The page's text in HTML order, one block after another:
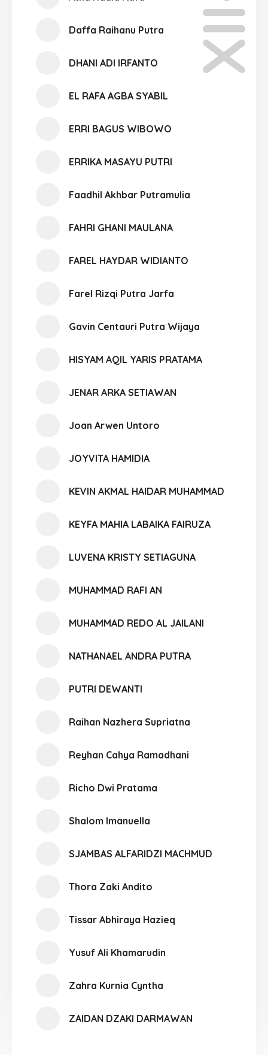
Daffa Raihanu Putra
DHANI ADI IRFANTO
EL RAFA AGBA SYABIL
ERRI BAGUS WIBOWO
ERRIKA MASAYU PUTRI
Faadhil Akhbar Putramulia
FAHRI GHANI MAULANA
FAREL HAYDAR WIDIANTO
Farel Rizqi Putra Jarfa
Gavin Centauri Putra Wijaya
HISYAM AQIL YARIS PRATAMA
JENAR ARKA SETIAWAN
Joan Arwen Untoro
JOYVITA HAMIDIA
KEVIN AKMAL HAIDAR MUHAMMAD
KEYFA MAHIA LABAIKA FAIRUZA
LUVENA KRISTY SETIAGUNA
MUHAMMAD RAFI AN
MUHAMMAD REDO AL JAILANI
NATHANAEL ANDRA PUTRA
PUTRI DEWANTI
Raihan Nazhera Supriatna
Reyhan Cahya Ramadhani
Richo Dwi Pratama
Shalom Imanuella
SJAMBAS ALFARIDZI MACHMUD
Thora Zaki Andito
Tissar Abhiraya Hazieq
Yusuf Ali Khamarudin
Zahra Kurnia Cyntha
ZAIDAN DZAKI DARMAWAN